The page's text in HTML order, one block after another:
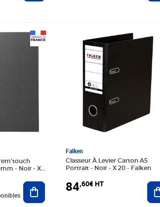
- Noir - X
Ajouter au panier
Falken
Classeur À Levier Carton A5
Portrait - Noir - X 20 - Falken
84,60€ HT
Prix 84,60€ HT